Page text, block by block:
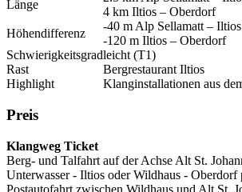
Länge
4 km Iltios – Oberdorf
Höhendifferenz
-40 m Alp Sellamatt – Iltios
-120 m Iltios – Oberdorf
Schwierigkeitsgradleicht (T1)
Rast
Bergrestaurant Iltios
Highlight
Klanginstallationen aus
Preis
Klangweg Ticket
Berg- und Talfahrt auf der Achse Alt St.
Unterwasser - Iltios oder Wildhaus - Oberdorf
Postautofahrt zwischen Wildhaus und Alt St.